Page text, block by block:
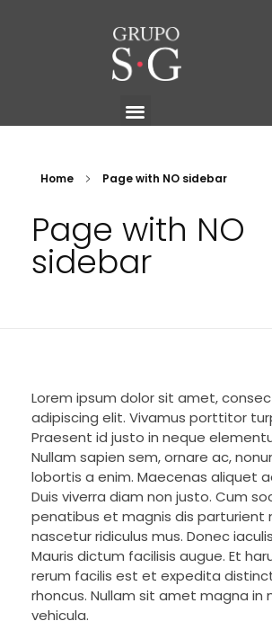
Home Page with NO sidebar
Page with NO
sidebar
Lorem ipsum dolor sit amet,
adipiscing elit. Vivamus porttitor
Praesent id justo in neque
Nullam sapien sem, ornare ac,
lobortis a enim. Maecenas aliquet
Duis viverra diam non justo. Cum
penatibus et magnis dis parturient
nascetur ridiculus mus. Donec
Mauris dictum facilisis augue. Et
rerum facilis est et expedita
rhoncus. Nullam sit amet magna in
vehicula.